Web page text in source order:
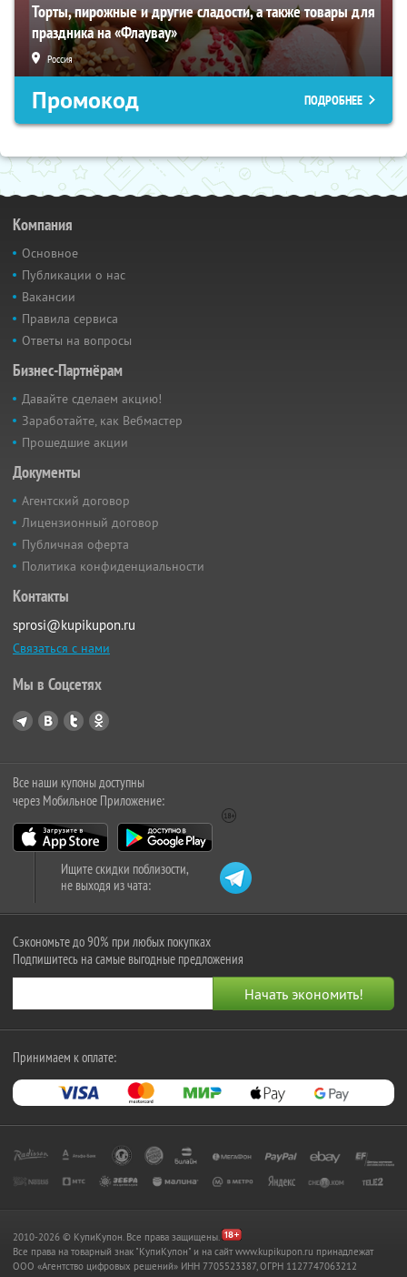
Торты, пирожные и другие сладости, а также товары для
праздника на «Флаувау»
Россия
Промокод ПОДРОБНЕЕ
Компания
Основное
Публикации о нас
Вакансии
Правила сервиса
Ответы на вопросы
Бизнес-Партнёрам
Давайте сделаем акцию!
Заработайте, как Вебмастер
Прошедшие акции
Документы
Агентский договор
Лицензионный договор
Публичная оферта
Политика конфиденциальности
Контакты
sprosi@kupikupon.ru
Связаться с нами
Мы в Соцсетях
Все наши купоны доступны
через Мобильное Приложение:
Ищите скидки поблизости,
не выходя из чата:
Сэкономьте до 90% при любых покупках
Подпишитесь на самые выгодные предложения
Принимаем к оплате:
2010-2026 © КупиКупон. Все права защищены.
Все права на товарный знак "КупиКупон" и на сайт www.kupikupon.ru принадлежат
OOO «Агентство цифровых решений» ИНН 7705523387, ОГРН 1127747063212